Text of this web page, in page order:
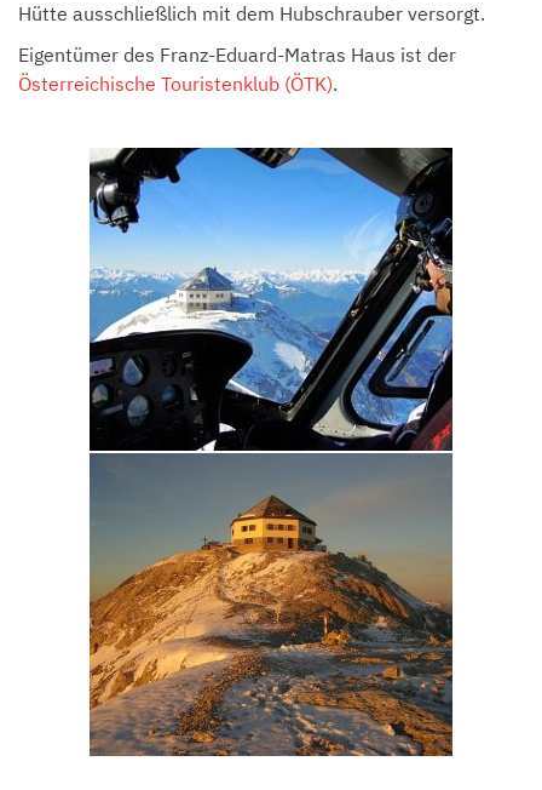
Hütte ausschließlich mit dem Hubschrauber versorgt.
Eigentümer des Franz-Eduard-Matras Haus ist der
Österreichische Touristenklub (ÖTK).